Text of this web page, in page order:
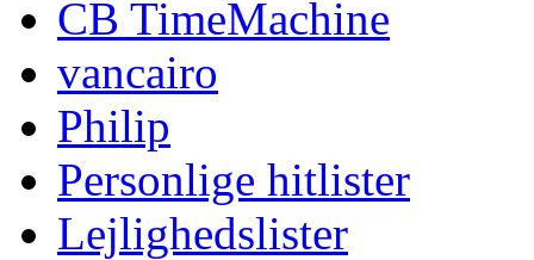
CB TimeMachine
vancairo
Philip
Personlige hitlister
Lejlighedslister